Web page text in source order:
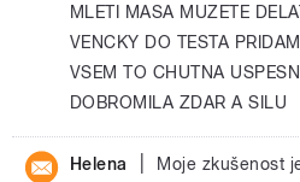
MLETI MASA MUZETE
VENCKY DO TESTA
VSEM TO CHUTNA
DOBROMILA ZDAR A SILU
Helena
Moje zkušenost